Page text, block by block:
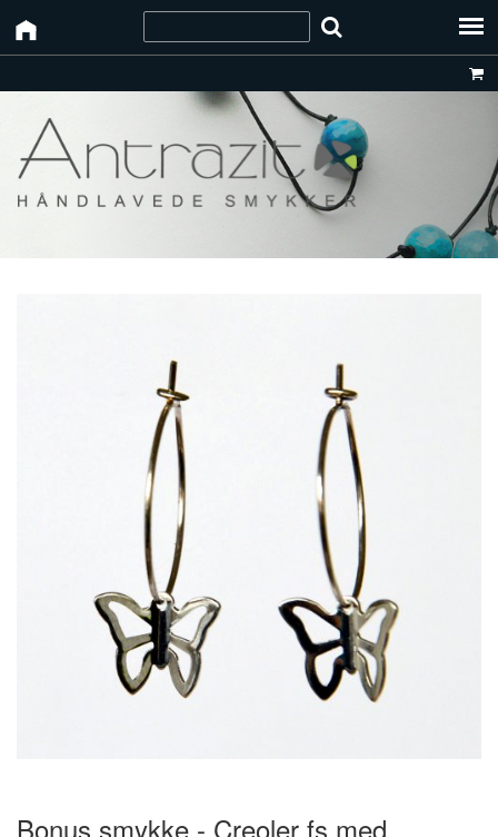
Bonus smykke - Creoler fs med